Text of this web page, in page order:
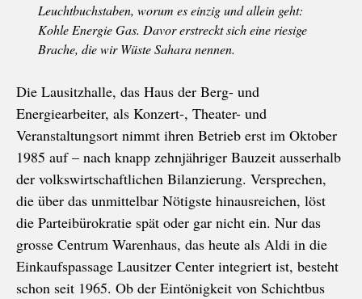
Leuchtbuchstaben, worum es einzig und allein geht:
Kohle Energie Gas. Davor erstreckt sich eine riesige
Brache, die wir Wüste Sahara nennen.
Die Lausitzhalle, das Haus der Berg- und
Energiearbeiter, als Konzert-, Theater- und
Veranstaltungsort nimmt ihren Betrieb erst im Oktober
1985 auf – nach knapp zehnjähriger Bauzeit ausserhalb
der volkswirtschaftlichen Bilanzierung. Versprechen,
die über das unmittelbar Nötigste hinausreichen, löst
die Parteibürokratie spät oder gar nicht ein. Nur das
grosse Centrum Warenhaus, das heute als Aldi in die
Einkaufspassage Lausitzer Center integriert ist, besteht
schon seit 1965. Ob der Eintönigkeit von Schichtbus